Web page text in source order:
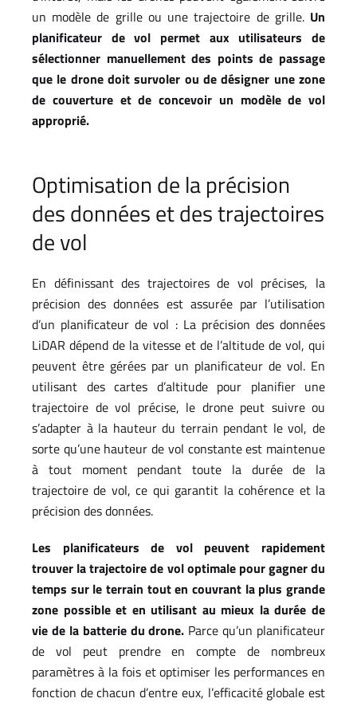
un modèle de grille ou une trajectoire de grille. Un
planificateur de vol permet aux utilisateurs de
sélectionner manuellement des points de passage
que le drone doit survoler ou de désigner une zone
de couverture et de concevoir un modèle de vol
approprié.
Optimisation de la précision
des données et des trajectoires
de vol
En définissant des trajectoires de vol précises, la
précision des données est assurée par l’utilisation
d’un planificateur de vol : La précision des données
LiDAR dépend de la vitesse et de l’altitude de vol, qui
peuvent être gérées par un planificateur de vol. En
utilisant des cartes d’altitude pour planifier une
trajectoire de vol précise, le drone peut suivre ou
s’adapter à la hauteur du terrain pendant le vol, de
sorte qu’une hauteur de vol constante est maintenue
à tout moment pendant toute la durée de la
trajectoire de vol, ce qui garantit la cohérence et la
précision des données.
Les planificateurs de vol peuvent rapidement
trouver la trajectoire de vol optimale pour gagner du
temps sur le terrain tout en couvrant la plus grande
zone possible et en utilisant au mieux la durée de
vie de la batterie du drone. Parce qu’un planificateur
de vol peut prendre en compte de nombreux
paramètres à la fois et optimiser les performances en
fonction de chacun d’entre eux, l’efficacité globale est